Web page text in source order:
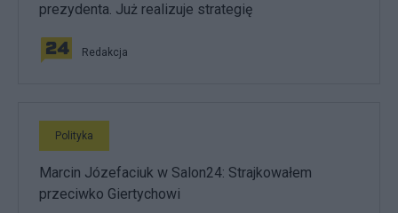
prezydenta. Już realizuje strategię
Redakcja
Polityka
Marcin Józefaciuk w Salon24: Strajkowałem
przeciwko Giertychowi